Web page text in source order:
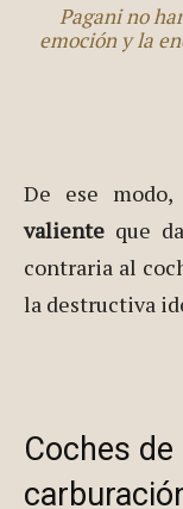
Pagani no
emoción y la
De ese modo,
valiente que
contraria al
la destructiva
Coches